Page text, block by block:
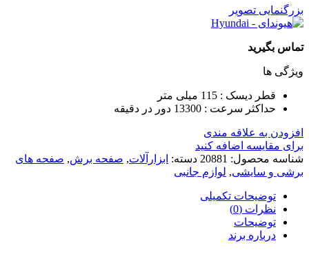
بزرگنمایی تصویر
تماس بگیرید
ویژگی ها
قطر دیسک : 115 میلی متر
حداکثر سرعت : 13300 دور در دقیقه
افزودن به علاقه مندی
برای مقایسه اضافه کنید
شناسه محصول: 20881 دسته: ابزارآلات, صفحه برش, صفحه های
برشی و سایشی, لوازم جانبی
توضیحات تکمیلی
نظرات (0)
توضیحات
درباره برند